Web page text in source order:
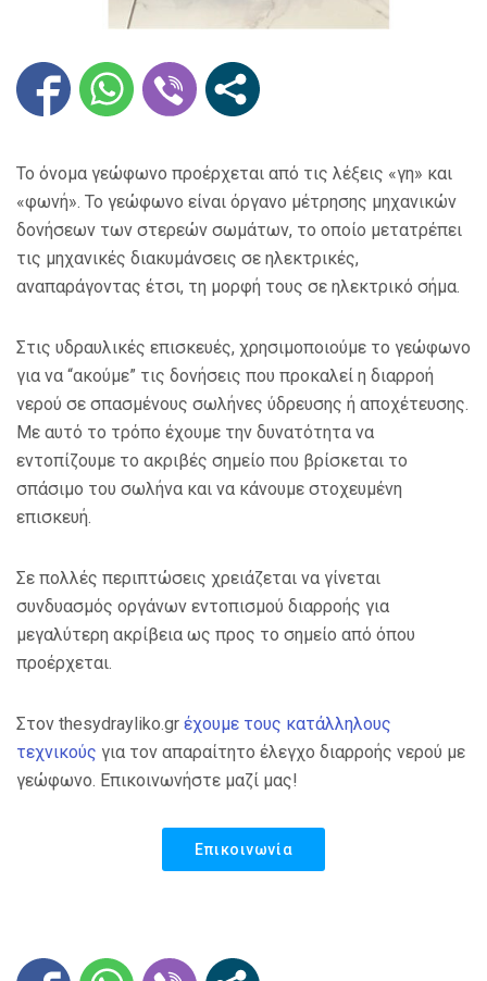
Το όνομα γεώφωνο προέρχεται από τις λέξεις «γη» και
«φωνή». Το γεώφωνο είναι όργανο μέτρησης μηχανικών
δονήσεων των στερεών σωμάτων, το οποίο μετατρέπει
τις μηχανικές διακυμάνσεις σε ηλεκτρικές,
αναπαράγοντας έτσι, τη μορφή τους σε ηλεκτρικό σήμα.
Στις υδραυλικές επισκευές, χρησιμοποιούμε το γεώφωνο
για να “ακούμε” τις δονήσεις που προκαλεί η διαρροή
νερού σε σπασμένους σωλήνες ύδρευσης ή αποχέτευσης.
Με αυτό το τρόπο έχουμε την δυνατότητα να
εντοπίζουμε το ακριβές σημείο που βρίσκεται το
σπάσιμο του σωλήνα και να κάνουμε στοχευμένη
επισκευή.
Σε πολλές περιπτώσεις χρειάζεται να γίνεται
συνδυασμός οργάνων εντοπισμού διαρροής για
μεγαλύτερη ακρίβεια ως προς το σημείο από όπου
προέρχεται.
Στον thesydrayliko.gr έχουμε τους κατάλληλους
τεχνικούς για τον απαραίτητο έλεγχο διαρροής νερού με
γεώφωνο. Επικοινωνήστε μαζί μας!
Επικοινωνία